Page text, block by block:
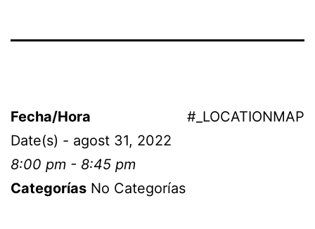
#_LOCATIONMAP
Fecha/Hora
Date(s) - agost 31, 2022
8:00 pm - 8:45 pm
Categorías No Categorías